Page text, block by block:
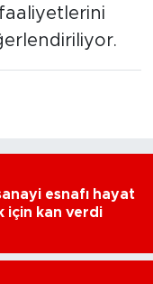
esnafı hayat
için kan verdi